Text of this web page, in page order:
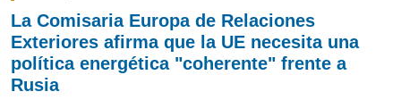
La Comisaria Europa de Relaciones
Exteriores afirma que la UE necesita una
política energética "coherente" frente a
Rusia